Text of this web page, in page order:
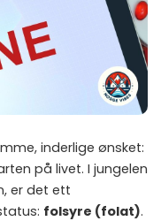
inderlige ønsket:
på livet. I jungelen
er det ett
folsyre (folat).